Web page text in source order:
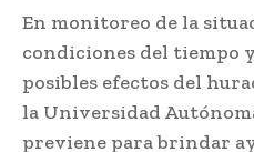
En monitoreo de la
condiciones del tiempo
posibles efectos del
la Universidad
previene para brindar